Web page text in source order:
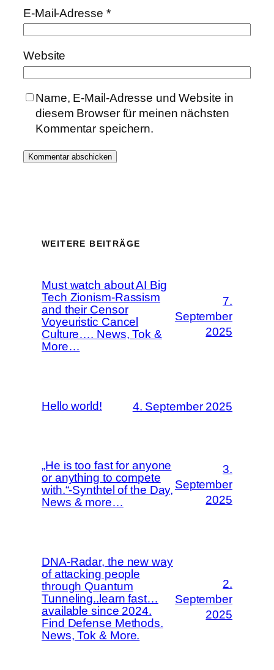
E-Mail-Adresse *
Website
Name, E-Mail-Adresse und Website in
diesem Browser für meinen nächsten
Kommentar speichern.
WEITERE BEITRÄGE
Must watch about AI Big
Tech Zionism-Rassism
and their Censor
Voyeuristic Cancel
Culture…. News, Tok &
More…
7.
September
2025
Hello world! 4. September 2025
„He is too fast for anyone
or anything to compete
with.“-Synthtel of the Day,
News & more…
3.
September
2025
DNA-Radar, the new way
of attacking people
through Quantum
Tunneling..learn fast…
available since 2024.
Find Defense Methods.
News, Tok & More.
2.
September
2025